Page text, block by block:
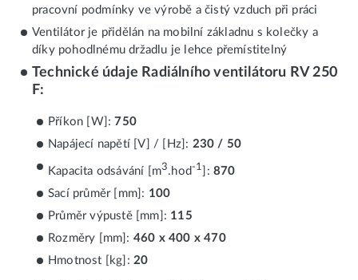
pracovní podmínky ve výrobě a čistý vzduch při práci
Ventilátor je přidělán na mobilní základnu s kolečky a
díky pohodlnému držadlu je lehce přemístitelný
Technické údaje Radiálního ventilátoru RV 250
F:
Příkon [W]:750
Napájecí napětí [V] / [Hz]: 230 / 50
Kapacita odsávání [m3.hod -1 ]:870
Sací průměr [mm]: 100
Průměr výpustě [mm]: 115
Rozměry [mm]: 460 x 400 x 470
Hmotnost [kg]: 20